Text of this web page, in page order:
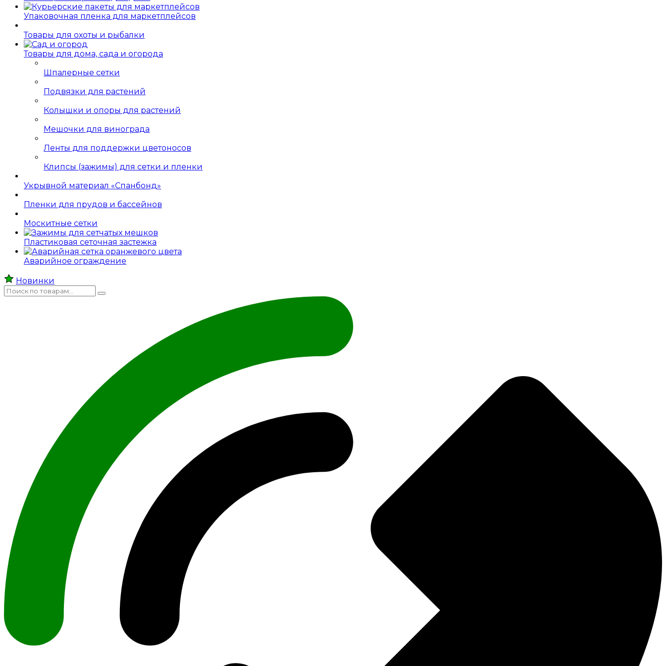
Упаковочная пленка для маркетплейсов
Товары для охоты и рыбалки
Товары для дома, сада и огорода
Шпалерные сетки
Подвязки для растений
Колышки и опоры для растений
Мешочки для винограда
Ленты для поддержки цветоносов
Клипсы (зажимы) для сетки и пленки
Укрывной материал «Спанбонд»
Пленки для прудов и бассейнов
Москитные сетки
Пластиковая сеточная застежка
Аварийное ограждение
Новинки